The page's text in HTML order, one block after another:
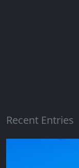
Recent Entries